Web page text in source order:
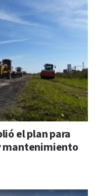
el plan para
mantenimiento